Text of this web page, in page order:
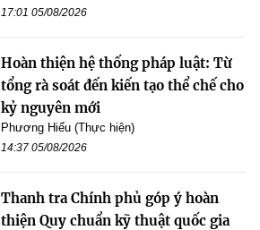
17:01 05/08/2026
Hoàn thiện hệ thống pháp luật: Từ
tổng rà soát đến kiến tạo thể chế cho
kỷ nguyên mới
Phương Hiếu (Thực hiện)
14:37 05/08/2026
Thanh tra Chính phủ góp ý hoàn
thiện Quy chuẩn kỹ thuật quốc gia